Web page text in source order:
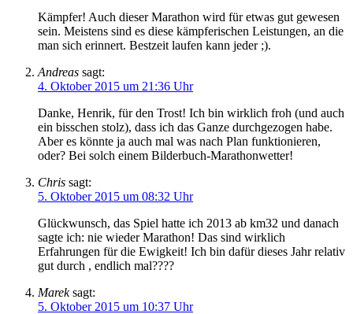
Kämpfer! Auch dieser Marathon wird für etwas gut gewesen
sein. Meistens sind es diese kämpferischen Leistungen, an die
man sich erinnert. Bestzeit laufen kann jeder ;).
Andreas sagt:
4. Oktober 2015 um 21:36 Uhr
Danke, Henrik, für den Trost! Ich bin wirklich froh (und auch
ein bisschen stolz), dass ich das Ganze durchgezogen habe.
Aber es könnte ja auch mal was nach Plan funktionieren,
oder? Bei solch einem Bilderbuch-Marathonwetter!
Chris sagt:
5. Oktober 2015 um 08:32 Uhr
Glückwunsch, das Spiel hatte ich 2013 ab km32 und danach
sagte ich: nie wieder Marathon! Das sind wirklich
Erfahrungen für die Ewigkeit! Ich bin dafür dieses Jahr relativ
gut durch , endlich mal????
Marek sagt:
5. Oktober 2015 um 10:37 Uhr